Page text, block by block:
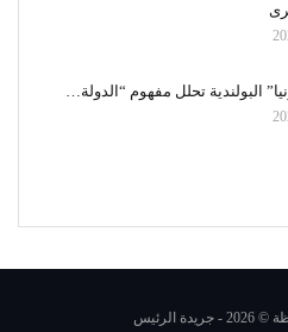
البولندية تحلل مفهوم “الدولة…
الرئيس